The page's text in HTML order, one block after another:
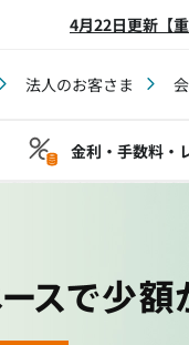
4月22日更新【
法人のお客さま
金利・手数料・